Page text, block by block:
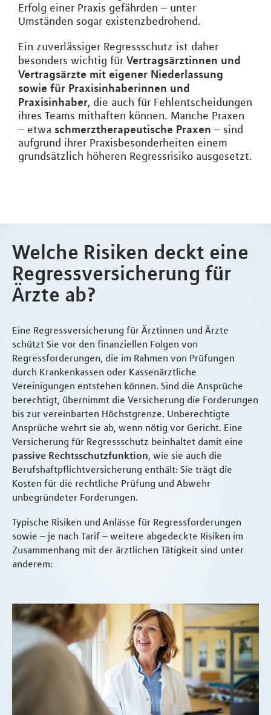
Erfolg einer Praxis gefährden – unter
Umständen sogar existenzbedrohend.
Ein zuverlässiger Regressschutz ist daher
besonders wichtig für Vertragsärztinnen und
Vertragsärzte mit eigener Niederlassung
sowie für Praxisinhaberinnen und
Praxisinhaber, die auch für Fehlentscheidungen
ihres Teams mithaften können. Manche Praxen
– etwa schmerztherapeutische Praxen – sind
aufgrund ihrer Praxisbesonderheiten einem
grundsätzlich höheren Regressrisiko ausgesetzt.
Welche Risiken deckt eine
Regressversicherung für
Ärzte ab?
Eine Regressversicherung für Ärztinnen und Ärzte
schützt Sie vor den finanziellen Folgen von
Regressforderungen, die im Rahmen von Prüfungen
durch Krankenkassen oder Kassenärztliche
Vereinigungen entstehen können. Sind die Ansprüche
berechtigt, übernimmt die Versicherung die Forderungen
bis zur vereinbarten Höchstgrenze. Unberechtigte
Ansprüche wehrt sie ab, wenn nötig vor Gericht. Eine
Versicherung für Regressschutz beinhaltet damit eine
passive Rechtsschutzfunktion , wie sie auch die
Berufshaftpflichtversicherung enthält: Sie trägt die
Kosten für die rechtliche Prüfung und Abwehr
unbegründeter Forderungen.
Typische Risiken und Anlässe für Regressforderungen
sowie – je nach Tarif – weitere abgedeckte Risiken im
Zusammenhang mit der ärztlichen Tätigkeit sind unter
anderem: